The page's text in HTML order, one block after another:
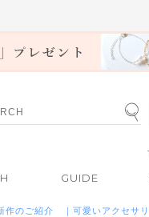
GUIDE
作のご紹介 ｜可愛いアクセサ